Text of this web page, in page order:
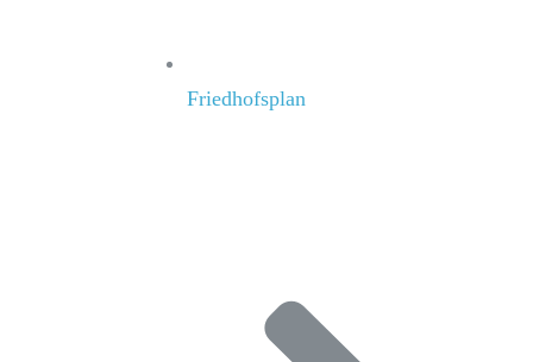
Friedhofsplan